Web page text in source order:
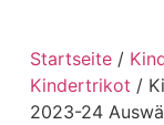
Startseite/
Kindertrikot /
2023-24